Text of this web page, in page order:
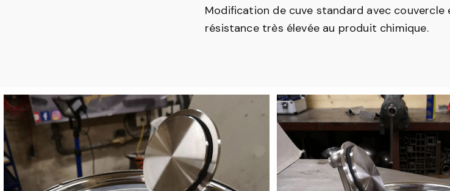
Modification de cuve standard avec
résistance très élevée au produit chimique.